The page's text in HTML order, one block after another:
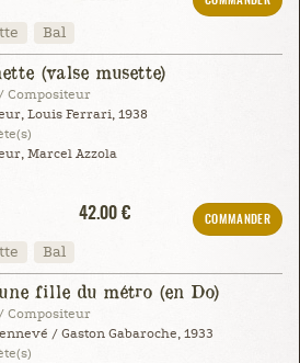
Bal
(valse musette)
Compositeur
Louis Ferrari, 1938
Marcel Azzola
42.00 €
COMMANDER
Bal
fille du métro (en Do)
Compositeur
/ Gaston Gabaroche, 1933